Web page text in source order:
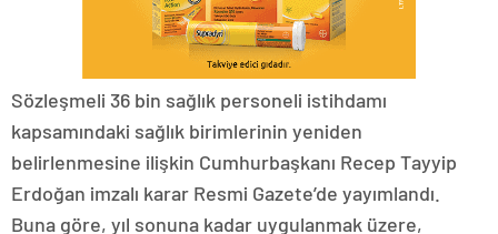
Sözleşmeli 36 bin sağlık personeli istihdamı
kapsamındaki sağlık birimlerinin yeniden
belirlenmesine ilişkin Cumhurbaşkanı Recep Tayyip
Erdoğan imzalı karar Resmi Gazete’de yayımlandı.
Buna göre, yıl sonuna kadar uygulanmak üzere,